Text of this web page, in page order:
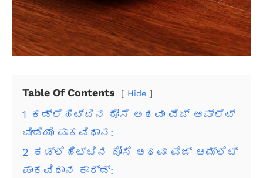
Table Of Contents Hide
1 ಕಡ್ಲೆಹಿಟ್ಟಿನ ದೋಸೆ ಅಥವಾ ವೆಜ್ ಆಮ್ಲೆಟ್
ವೀಡಿಯೊ ಪಾಕವಿಧಾನ:
2
ಕಡ್ಲೆಹಿಟ್ಟಿನ ದೋಸೆ ಅಥವಾ ವೆಜ್ ಆಮ್ಲೆಟ್
ಪಾಕವಿಧಾನ ಕಾರ್ಡ್: